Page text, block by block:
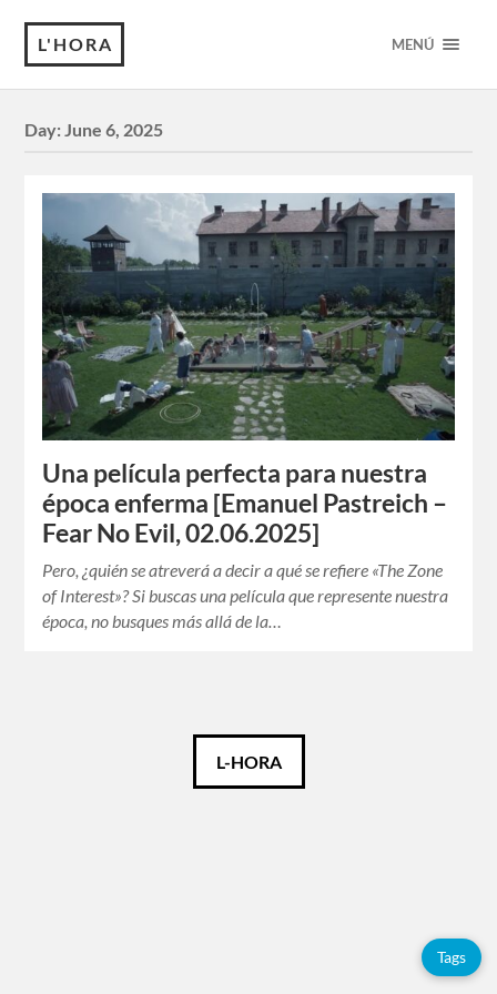
L'HORA MENÚ
Day:June 6, 2025
Una película perfecta para nuestra
época enferma [Emanuel Pastreich –
Fear No Evil, 02.06.2025]
Pero, ¿quién se atreverá a decir a qué se refiere «The Zone
of Interest»? Si buscas una película que represente nuestra
época, no busques más allá de la…
L-HORA
Tags